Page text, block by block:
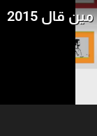
مين قال 2015